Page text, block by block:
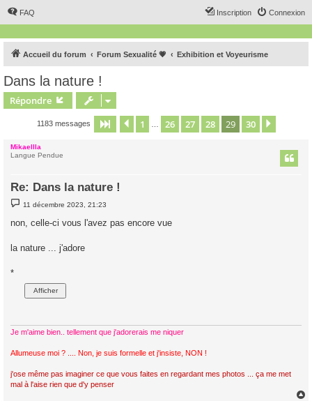
FAQ Connexion
Inscription
Accueil du forum Forum Sexualité 💗 Exhibition et Voyeurisme
Dans la nature !
Répondre
1183 messages Page 29 sur 30
Précédent
1 26 27 28 29 30
Mikaellla
Langue Pendue
Re: Dans la nature !
M
e
s
e
11 décembre 2023, 21:23
non, celle-ci vous l'avez pas encore vue
la nature ... j'adore
*
Je m'aime bien.. tellement que j'adorerais me niquer
Allumeuse moi ? .... Non, je suis formelle et j'insiste, NON !
j'ose même pas imaginer ce que vous faites en regardant mes photos ... ça me met
mal à l'aise rien que d'y penser